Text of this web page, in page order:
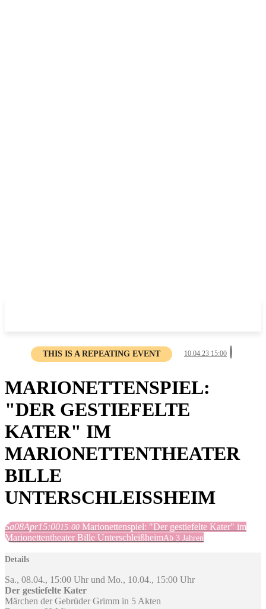
THIS IS A REPEATING EVENT 10.04.23 15:00
MARIONETTENSPIEL:
"DER GESTIEFELTE
KATER" IM
MARIONETTENTHEATER
BILLE
UNTERSCHLEISSHEIM
Sa08Apr15:0015:00 Marionettenspiel: "Der gestiefelte Kater" im
Marionettentheater Bille UnterschleißheimAb 3 Jahren
Details
Sa., 08.04., 15:00 Uhr und Mo., 10.04., 15:00 Uhr
Der gestiefelte Kater
Märchen der Gebrüder Grimm in 5 Akten